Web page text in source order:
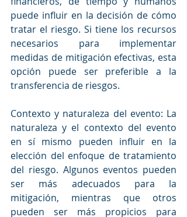
puede influir en la decisión de cómo
tratar el riesgo. Si tiene los recursos
necesarios para implementar
medidas de mitigación efectivas, esta
opción puede ser preferible a la
transferencia de riesgos.
Contexto y naturaleza del evento: La
naturaleza y el contexto del evento
en sí mismo pueden influir en la
elección del enfoque de tratamiento
del riesgo. Algunos eventos pueden
ser más adecuados para la
mitigación, mientras que otros
pueden ser más propicios para